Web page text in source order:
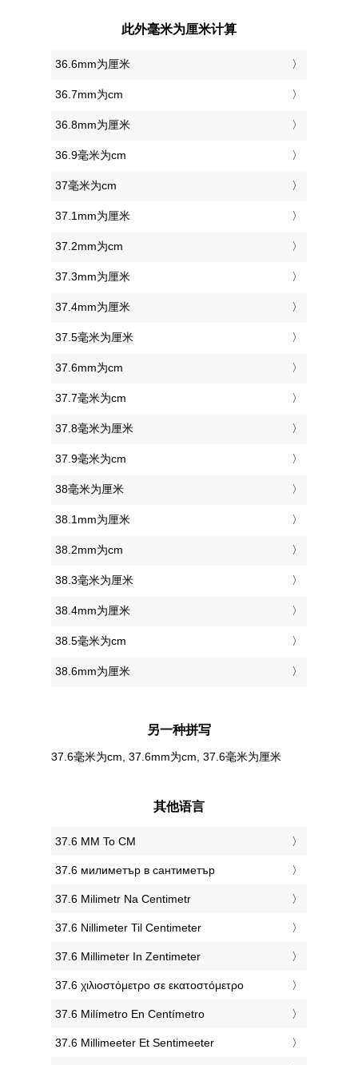
此外毫米为厘米计算
36.6mm为厘米
36.7mm为cm
36.8mm为厘米
36.9毫米为cm
37毫米为cm
37.1mm为厘米
37.2mm为cm
37.3mm为厘米
37.4mm为厘米
37.5毫米为厘米
37.6mm为cm
37.7毫米为cm
37.8毫米为厘米
37.9毫米为cm
38毫米为厘米
38.1mm为厘米
38.2mm为cm
38.3毫米为厘米
38.4mm为厘米
38.5毫米为cm
38.6mm为厘米
另一种拼写
37.6毫米为cm, 37.6mm为cm, 37.6毫米为厘米
其他语言
‎37.6 MM To CM
‎37.6 милиметър в сантиметър
‎37.6 Milimetr Na Centimetr
‎37.6 Nillimeter Til Centimeter
‎37.6 Millimeter In Zentimeter
‎37.6 χιλιοστόμετρο σε εκατοστόμετρο
‎37.6 Milímetro En Centímetro
‎37.6 Millimeeter Et Sentimeeter